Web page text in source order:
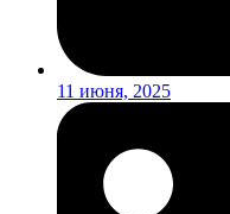
11 июня, 2025